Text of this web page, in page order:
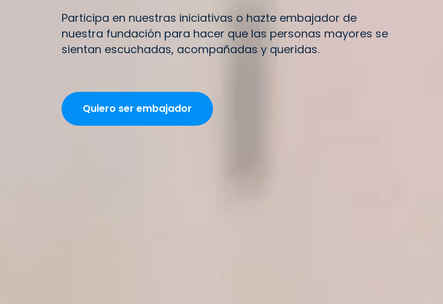
Participa en nuestras iniciativas o hazte embajador de
nuestra fundación para hacer que las personas mayores se
sientan escuchadas, acompañadas y queridas.
Quiero ser embajador